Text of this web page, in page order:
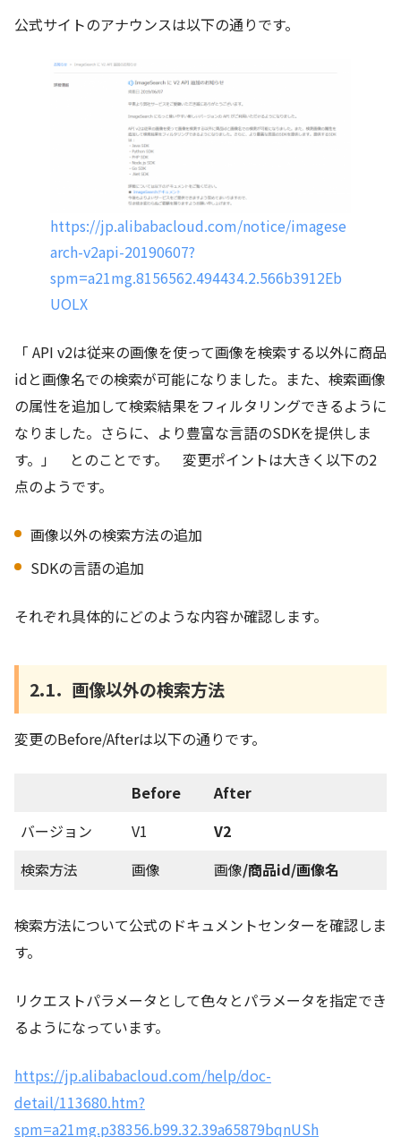
公式サイトのアナウンスは以下の通りです。
https://jp.alibabacloud.com/notice/imagese
arch-v2api-20190607?
spm=a21mg.8156562.494434.2.566b3912Eb
UOLX
「 API v2は従来の画像を使って画像を検索する以外に商品
idと画像名での検索が可能になりました。また、検索画像
の属性を追加して検索結果をフィルタリングできるように
なりました。さらに、より豊富な言語のSDKを提供しま
す。」 とのことです。 変更ポイントは大きく以下の2
点のようです。
画像以外の検索方法の追加
SDKの言語の追加
それぞれ具体的にどのような内容か確認します。
2.1．画像以外の検索方法
変更のBefore/Afterは以下の通りです。
Before
After
バージョン
V1
V2
検索方法
画像 画像/商品id/画像名
検索方法について公式のドキュメントセンターを確認しま
す。
リクエストパラメータとして色々とパラメータを指定でき
るようになっています。
https://jp.alibabacloud.com/help/doc-
detail/113680.htm?
spm=a21mg.p38356.b99.32.39a65879bqnUSh